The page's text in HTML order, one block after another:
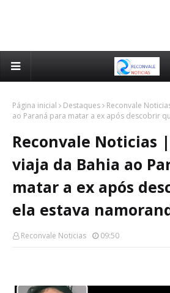
Página inicial Destaques
Reconvale
ao Paraná para matar a ex após descobrir
Reconvale Noticias
viaja da Bahia ao
matar a ex após
ela estava
Reconvale Noticias 09:50